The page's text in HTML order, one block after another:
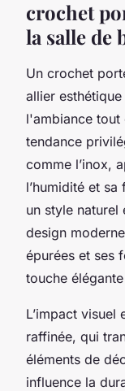
crochet
la salle de
Un crochet
allier
l'ambiance tout
tendance
comme l’inox,
l’humidité et
un style naturel
design
épurées et ses
touche
L’impact
raffinée, qui
éléments de
influence la